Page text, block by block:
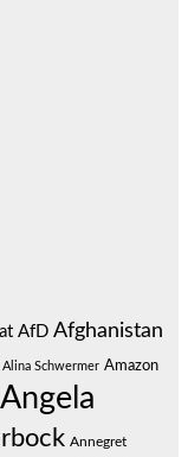
AfD Afghanistan
Alina Schwermer Amazon
Angela
Annegret